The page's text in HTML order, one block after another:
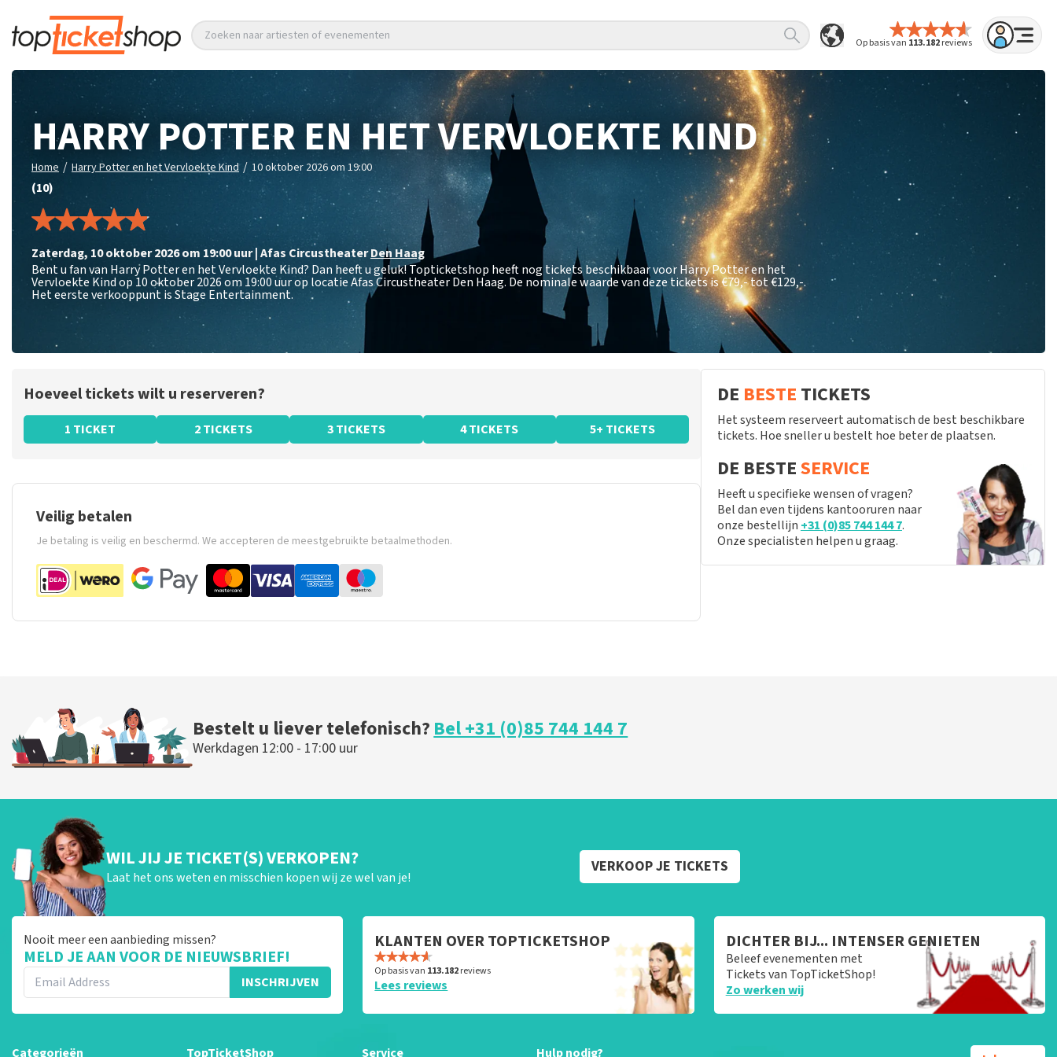
Op basis van 113.182reviews
Zoeken naar artiesten of evenementen
HARRY POTTER EN HET VERVLOEKTE KIND
Home / Harry Potter en het Vervloekte Kind / 10 oktober 2026 om 19:00
(10)
zaterdag, 10 oktober 2026 om 19:00uur|Afas CircustheaterDen Haag
Bent u fan van Harry Potter en het Vervloekte Kind? Dan heeft u geluk! Topticketshop heeft nog tickets beschikbaar voor Harry Potter en het
Vervloekte Kind op 10 oktober 2026 om 19:00 uur op locatie Afas Circustheater Den Haag. De nominale waarde van deze tickets is€79,- tot €129,-.
Het eerste verkooppunt is Stage Entertainment.
Hoeveel tickets wilt u reserveren?
1 TICKET 2 TICKETS 3 TICKETS 4 TICKETS 5+ TICKETS
Veilig betalen
Je betaling is veilig en beschermd. We accepteren de meestgebruikte betaalmethoden.
DE BESTE TICKETS
Het systeem reserveert automatisch de best beschikbare
tickets. Hoe sneller u bestelt hoe beter de plaatsen.
DE BESTESERVICE
Heeft u specifieke wensen of vragen?
Bel dan even tijdens kantooruren naar
onze bestellijn +31 (0)85 744 144 7.
Onze specialisten helpen u graag.
Bestelt u liever telefonisch?Bel +31 (0)85 744 144 7
Werkdagen 12:00 - 17:00 uur
WIL JIJ JE TICKET(S) VERKOPEN?
Laat het ons weten en misschien kopen wij ze wel van je!
VERKOOP JE TICKETS
Nooit meer een aanbieding missen?
MELD JE AAN VOOR DE NIEUWSBRIEF!
INSCHRIJVEN
KLANTEN OVER TOPTICKETSHOP
Op basis van 113.182reviews
Lees reviews
DICHTER BIJ... INTENSER GENIETEN
Beleef evenementen met
Tickets van TopTicketShop!
Zo werken wij
Categorieën TopTicketShop Service Hulp nodig?